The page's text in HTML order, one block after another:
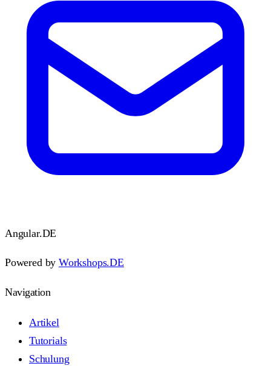
Angular.DE
Powered byWorkshops.DE
Navigation
Artikel
Tutorials
Schulung